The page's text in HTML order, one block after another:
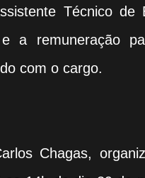
Técnico de
a remuneração
com o cargo.
Chagas,